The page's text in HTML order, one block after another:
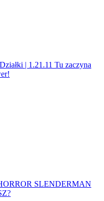
| 1.21.11 Tu zaczyna
SLENDERMAN